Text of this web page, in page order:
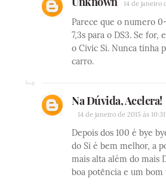
14 de janeiro
Parece que o numero
7,3s para o DS3. Se
o Civic Si. Nunca tinha
carro.
Na Dúvida, Acelera!
14 de janeiro de 2015 às 10:31
Depois dos 100 é bye
do Si é bem melhor, a
mais alta além do mais
boa potência e um